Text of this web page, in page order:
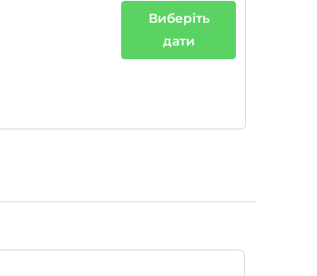
Виберіть
дати